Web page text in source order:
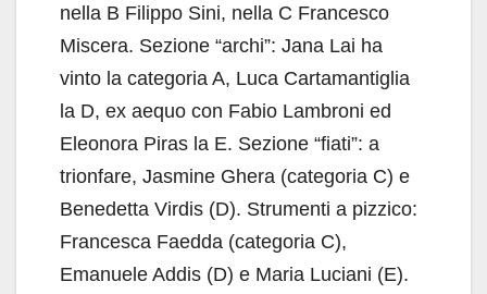
nella B Filippo Sini, nella C Francesco
Miscera. Sezione “archi”: Jana Lai ha
vinto la categoria A, Luca Cartamantiglia
la D, ex aequo con Fabio Lambroni ed
Eleonora Piras la E. Sezione “fiati”: a
trionfare, Jasmine Ghera (categoria C) e
Benedetta Virdis (D). Strumenti a pizzico:
Francesca Faedda (categoria C),
Emanuele Addis (D) e Maria Luciani (E).